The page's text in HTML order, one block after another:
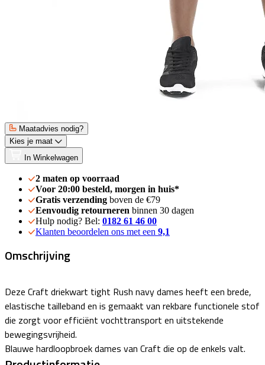
Maatadvies nodig?
Kies je maat
In Winkelwagen
2 maten op voorraad
Voor 20:00 besteld, morgen in huis*
Gratis verzending boven de €79
Eenvoudig retourneren binnen 30 dagen
Hulp nodig? Bel: 0182 61 46 00
Klanten beoordelen ons met een 9,1
Omschrijving
Deze Craft driekwart tight Rush navy dames heeft een brede,
elastische tailleband en is gemaakt van rekbare functionele stof
die zorgt voor efficiënt vochttransport en uitstekende
bewegingsvrijheid.
Blauwe hardloopbroek dames van Craft die op de enkels valt.